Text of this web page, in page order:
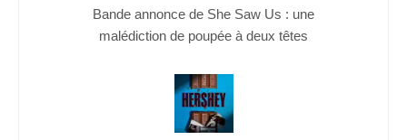
Bande annonce de She Saw Us : une
malédiction de poupée à deux têtes